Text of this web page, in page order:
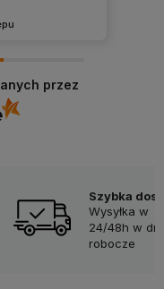
że mamy
obsługa
przez
Szybka
Wysyłka w
24/48h w dni
robocze